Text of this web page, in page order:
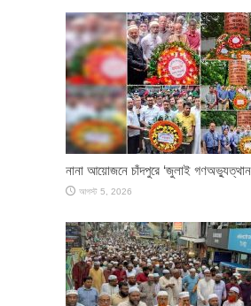
নানা আয়োজনে চাঁদপুরে ‘জুলাই গণঅভ্যুত্থান
আগস্ট 5, 2026